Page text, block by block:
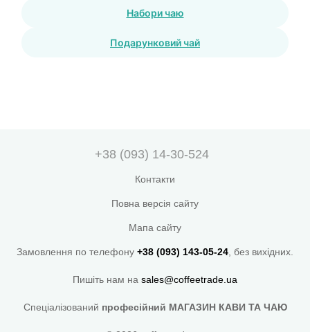
Набори чаю
Подарунковий чай
+38 (093) 14-30-524
Контакти
Повна версія сайту
Мапа сайту
Замовлення по телефону +38 (093) 143-05-24, без вихідних.
Пишіть нам на sales@coffeetrade.ua
Спеціалізований професійний МАГАЗИН КАВИ ТА ЧАЮ